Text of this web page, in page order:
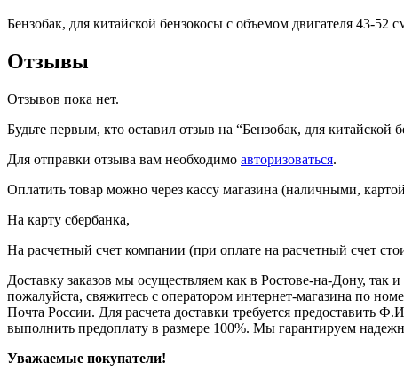
уха
Бензобак, для китайской бензокосы с объемом двигателя 43-52
Отзывы
Отзывов пока нет.
Будьте первым, кто оставил отзыв на “Бензобак, для китайской
Для отправки отзыва вам необходимо авторизоваться.
Оплатить товар можно через кассу магазина (наличными,
На карту сбербанка,
На расчетный счет компании (при оплате на расчетный счет
Доставку заказов мы осуществляем как в Ростове-на-Дону,
пожалуйста, свяжитесь с оператором интернет-магазина по
Почта России. Для расчета доставки требуется предоставить
выполнить предоплату в размере 100%. Мы гарантируем
Уважаемые покупатели!